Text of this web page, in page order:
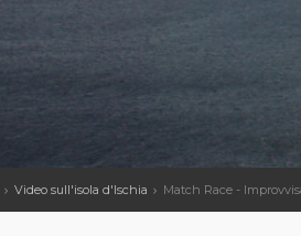
Video sull'isola d'Ischia Match Race -